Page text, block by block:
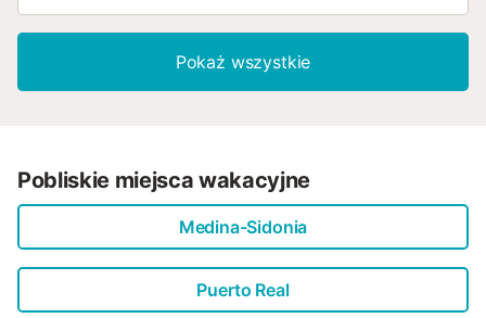
Pokaż wszystkie
Pobliskie miejsca wakacyjne
Medina-Sidonia
Puerto Real